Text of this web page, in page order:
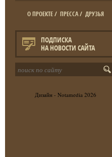
О ПРОЕКТЕ/ ПРЕССА/ ДРУЗЬЯ
ПОДПИСКА
НА НОВОСТИ САЙТА
Дизайн - Notamedia 2026